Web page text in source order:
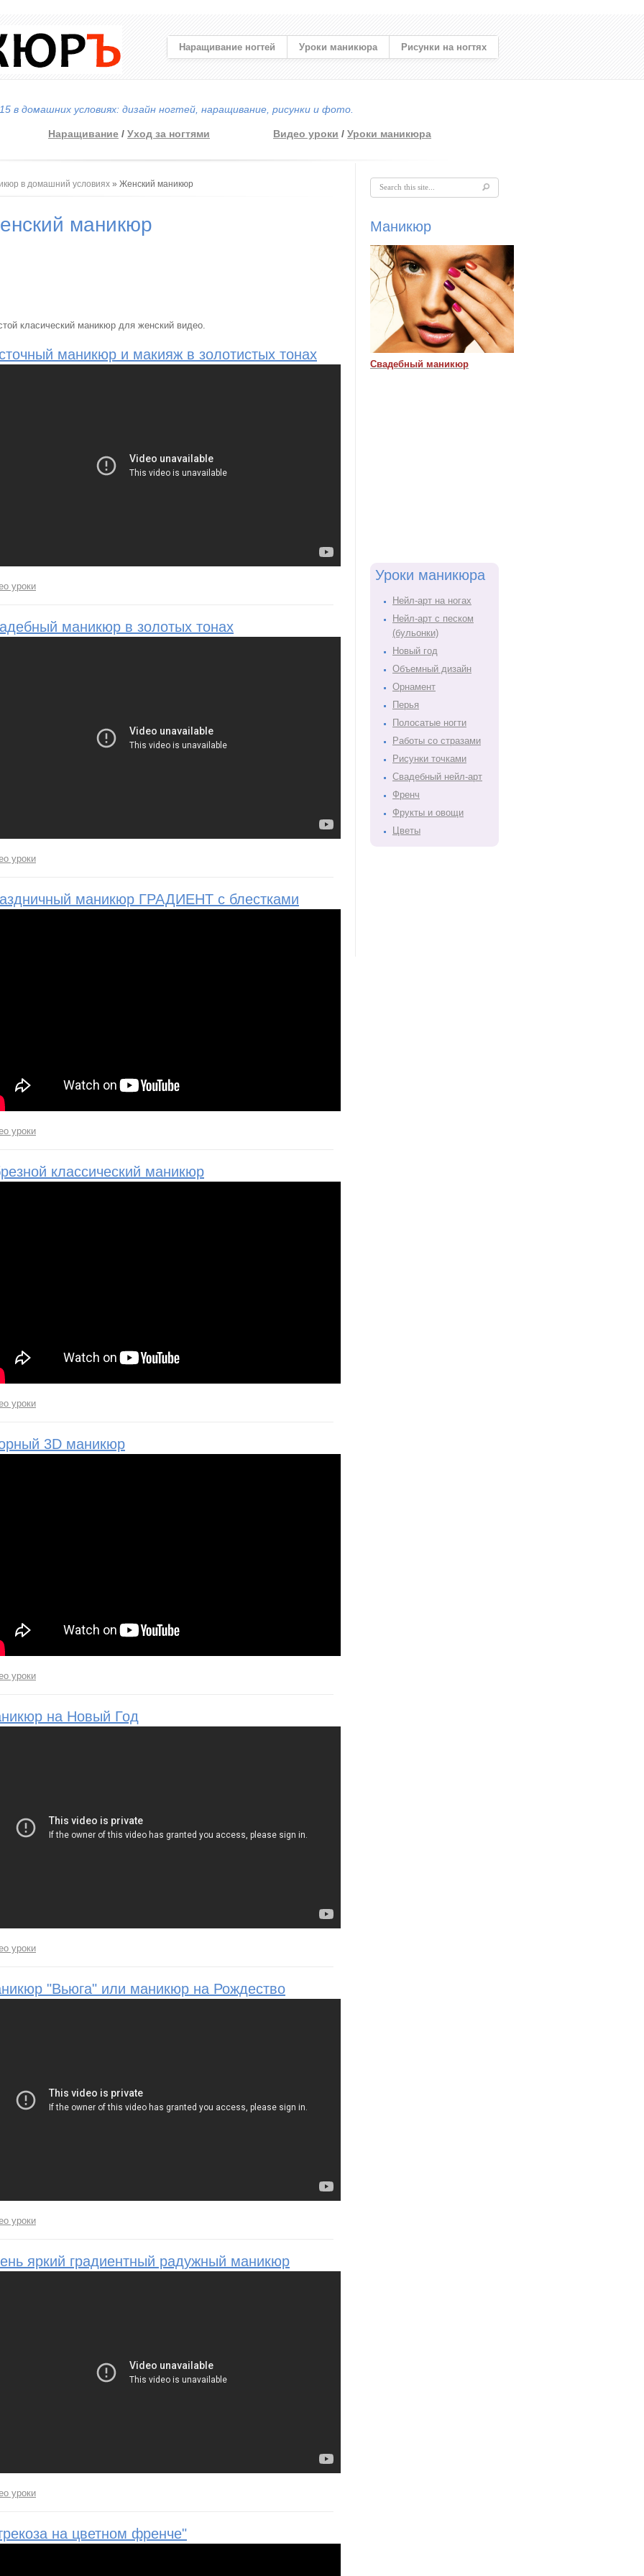
в домашних условиях: дизайн ногтей, наращивание, рисунки и фото.
Наращивание ногтей Уроки маникюра Рисунки на ногтях
Наращивание /Уход за ногтями Видео уроки /Уроки маникюра
в домашний условиях » Женский маникюр
маникюр
класический маникюр для женский видео.
маникюр и макияж в золотистых тонах
уроки
маникюр в золотых тонах
уроки
маникюр ГРАДИЕНТ с блестками
уроки
классический маникюр
уроки
3D маникюр
уроки
на Новый Год
уроки
"Вьюга" или маникюр на Рождество
уроки
яркий градиентный радужный маникюр
уроки
на цветном френче"
Форма поиска
Маникюр
Свадебный маникюр
Уроки маникюра
Нейл-арт на ногах
Нейл-арт с песком
(бульонки)
Новый год
Объемный дизайн
Орнамент
Перья
Полосатые ногти
Работы со стразами
Рисунки точками
Свадебный нейл-арт
Френч
Фрукты и овощи
Цветы